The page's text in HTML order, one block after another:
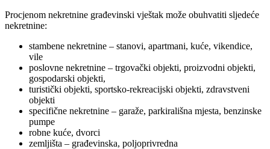
Procjenom nekretnine građevinski vještak može obuhvatiti sljedeće
nekretnine:
stambene nekretnine – stanovi, apartmani, kuće, vikendice,
vile
poslovne nekretnine – trgovački objekti, proizvodni objekti,
gospodarski objekti,
turistički objekti, sportsko-rekreacijski objekti, zdravstveni
objekti
specifične nekretnine – garaže, parkirališna mjesta, benzinske
pumpe
robne kuće, dvorci
zemljišta – građevinska, poljoprivredna